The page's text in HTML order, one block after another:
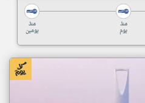
منذ
يومين
منذ
يوم